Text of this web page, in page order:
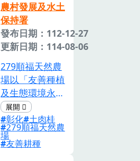
農村發展及水土
保持署
發布日期：112-12-27
更新日期：114-08-06
279順福天然農
場以「友善種植
及生態環境永
續、健康養生、
利益社會」為核
心理念。期望透
過體驗活動，讓
彰化 土肉桂
279順福天然農
場
友善耕種